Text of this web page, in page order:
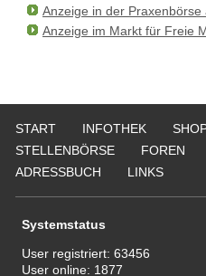
Anzeige in der Praxenbörse
Anzeige im Markt für Freie
START INFOTHEK
STELLENBÖRSE
FOREN
ADRESSBUCH
LINKS
Systemstatus
User registriert:63456
User online: 1877